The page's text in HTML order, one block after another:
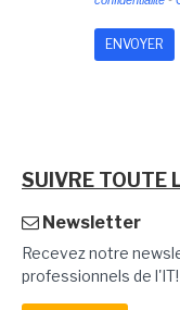
SUIVRE TOUTE
Newsletter
Recevez notre
professionnels de l'IT!